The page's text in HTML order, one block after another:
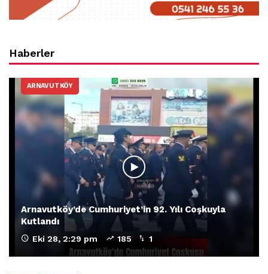
Haberler
ARNAVUTKÖY
Arnavutköy’de Cumhuriyet’in 92. Yılı Coşkuyla
Kutlandı
Eki 28, 2:29 pm 185 1